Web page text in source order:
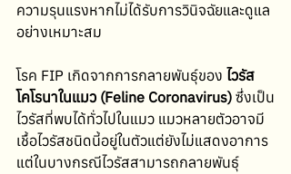
ความรุนแรงหากไม่ได้รับการวินิจฉัยและดูแล
อย่างเหมาะสม
โรค FIP เกิดจากการกลายพันธุ์ของ ไวรัส
โคโรนาในแมว (Feline Coronavirus) ซึ่งเป็น
ไวรัสที่พบได้ทั่วไปในแมว แมวหลายตัวอาจมี
เชื้อไวรัสชนิดนี้อยู่ในตัวแต่ยังไม่แสดงอาการ
แต่ในบางกรณีไวรัสสามารถกลายพันธุ์